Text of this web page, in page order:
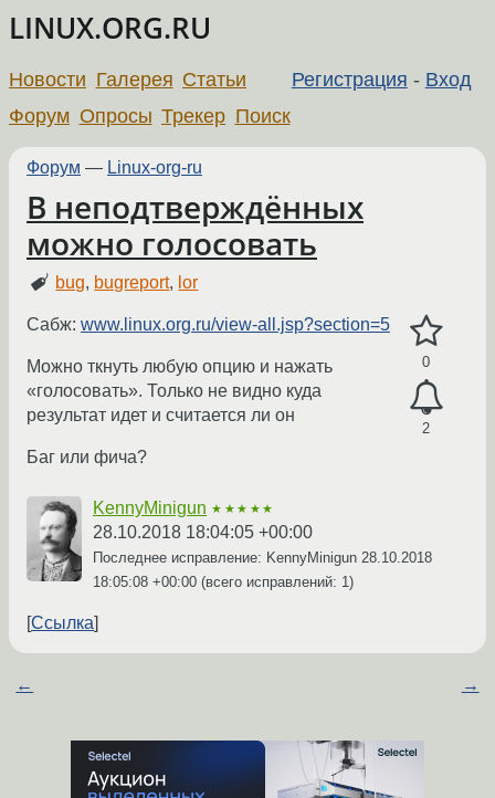
LINUX.ORG.RU
Регистрация - Вход
Новости Галерея Статьи
Форум Опросы Трекер Поиск
Форум — Linux-org-ru
В неподтверждённых
можно голосовать
bug, bugreport, lor
0
2
Сабж: www.linux.org.ru/view-all.jsp?section=5
Можно ткнуть любую опцию и нажать
«голосовать». Только не видно куда
результат идет и считается ли он
Баг или фича?
KennyMinigun ★★★★★
28.10.2018 18:04:05 +00:00
Последнее исправление: KennyMinigun 28.10.2018
18:05:08 +00:00 (всего исправлений: 1)
Ссылка
← →